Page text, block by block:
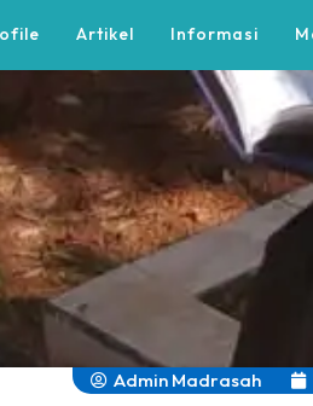
Artikel Informasi
Admin Madrasah